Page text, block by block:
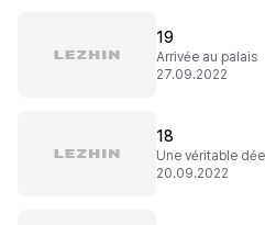
19
Arrivée au palais
27.09.2022
18
20.09.2022